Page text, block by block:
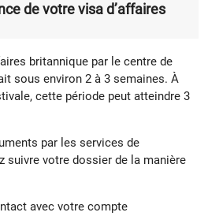
de votre visa d’affaires
britannique par le centre de
sous environ 2 à 3 semaines. À
cette période peut atteindre 3
par les services de
suivre votre dossier de la manière
avec votre compte